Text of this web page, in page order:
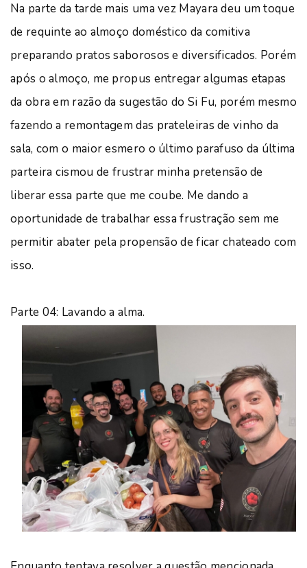
Na parte da tarde mais uma vez Mayara deu um toque
de requinte ao almoço doméstico da comitiva
preparando pratos saborosos e diversificados. Porém
após o almoço, me propus entregar algumas etapas
da obra em razão da sugestão do Si Fu, porém mesmo
fazendo a remontagem das prateleiras de vinho da
sala, com o maior esmero o último parafuso da última
parteira cismou de frustrar minha pretensão de
liberar essa parte que me coube. Me dando a
oportunidade de trabalhar essa frustração sem me
permitir abater pela propensão de ficar chateado com
isso.
Parte 04: Lavando a alma.